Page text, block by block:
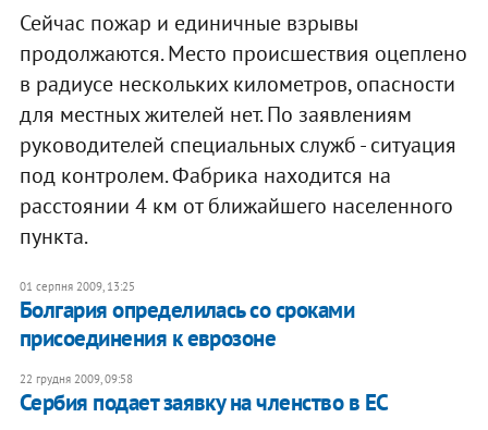
Сейчас пожар и единичные взрывы
продолжаются. Место происшествия оцеплено
в радиусе нескольких километров, опасности
для местных жителей нет. По заявлениям
руководителей специальных служб - ситуация
под контролем. Фабрика находится на
расстоянии 4 км от ближайшего населенного
пункта.
01 серпня 2009, 13:25
Болгария определилась со сроками
присоединения к еврозоне
22 грудня 2009, 09:58
Сербия подает заявку на членство в ЕС